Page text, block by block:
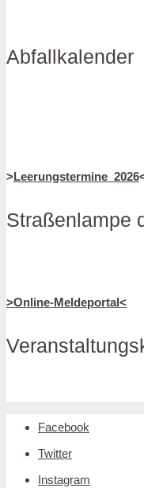
Abfallkalender
>Leerungstermine_2026
Straßenlampe
>Online-Meldeportal<
Facebook
Twitter
Instagram